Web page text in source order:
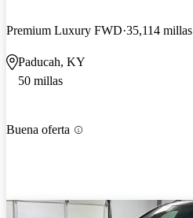
Premium Luxury FWD 35,114 millas
Paducah, KY
50 millas
Buena oferta